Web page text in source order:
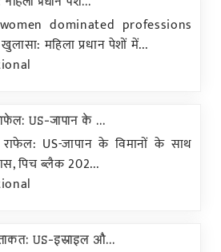
dominated professions
महिला प्रधान पेशों में...
US-जापान के ...
राफेल: US-जापान के विमानों के साथ
पिच ब्लैक 202...
US-इस्राइल औ...